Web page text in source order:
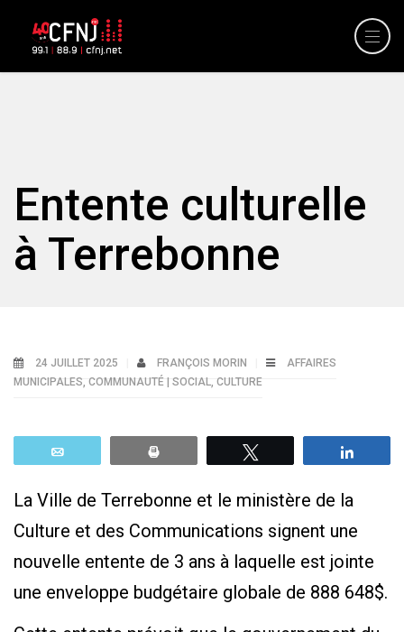
Entente culturelle
à Terrebonne
24 JUILLET 2025 FRANÇOIS MORIN
AFFAIRES
MUNICIPALES, COMMUNAUTÉ | SOCIAL, CULTURE
La Ville de Terrebonne et le ministère de la
Culture et des Communications signent une
nouvelle entente de 3 ans à laquelle est jointe
une enveloppe budgétaire globale de 888 648$.